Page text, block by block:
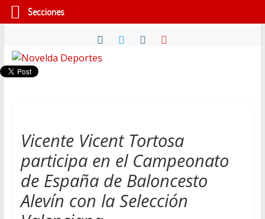
contenido
Novelda
Pasión
por
nuestro
deporte
Vicente Vicent Tortosa
participa en el Campeonato
de España de Baloncesto
Alevín con la Selección
Secciones